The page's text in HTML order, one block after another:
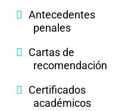
Antecedentes
penales
Cartas de
recomendación
Certificados
académicos